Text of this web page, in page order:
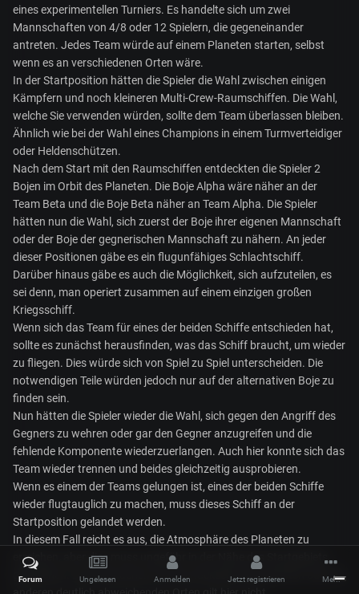
eines experimentellen Turniers. Es handelte sich um zwei
Mannschaften von 4/8 oder 12 Spielern, die gegeneinander
antreten. Jedes Team würde auf einem Planeten starten, selbst
wenn es an verschiedenen Orten wäre.
In der Startposition hätten die Spieler die Wahl zwischen einigen
Kämpfern und noch kleineren Multi-Crew-Raumschiffen. Die Wahl,
welche Sie verwenden würden, sollte dem Team überlassen bleiben.
Ähnlich wie bei der Wahl eines Champions in einem Turmverteidiger
oder Heldenschützen.
Nach dem Start mit den Raumschiffen entdeckten die Spieler 2
Bojen im Orbit des Planeten. Die Boje Alpha wäre näher an der
Team Beta und die Boje Beta näher an Team Alpha. Die Spieler
hätten nun die Wahl, sich zuerst der Boje ihrer eigenen Mannschaft
oder der Boje der gegnerischen Mannschaft zu nähern. An jeder
dieser Positionen gäbe es ein flugunfähiges Schlachtschiff.
Darüber hinaus gäbe es auch die Möglichkeit, sich aufzuteilen, es
sei denn, man operiert zusammen auf einem einzigen großen
Kriegsschiff.
Wenn sich das Team für eines der beiden Schiffe entschieden hat,
sollte es zunächst herausfinden, was das Schiff braucht, um wieder
zu fliegen. Dies würde sich von Spiel zu Spiel unterscheiden. Die
notwendigen Teile würden jedoch nur auf der alternativen Boje zu
finden sein.
Nun hätten die Spieler wieder die Wahl, sich gegen den Angriff des
Gegners zu wehren oder gar den Gegner anzugreifen und die
fehlende Komponente wiederzuerlangen. Auch hier konnte sich das
Team wieder trennen und beides gleichzeitig ausprobieren.
Wenn es einem der Teams gelungen ist, eines der beiden Schiffe
wieder flugtauglich zu machen, muss dieses Schiff an der
Startposition gelandet werden.
In diesem Fall reicht es aus, die Atmosphäre des Planeten zu
erreichen, aber dies muss ungefähr in der Nähe des Startgebiets
geschehen. Das Eintauchen auf der Rückseite des Planeten oder an
Forum Ungelesen Anmelden Jetzt registrieren Mehr